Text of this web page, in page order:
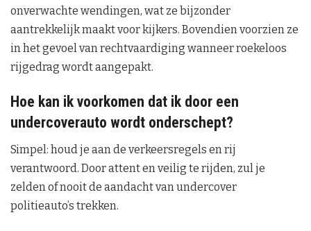
onverwachte wendingen, wat ze bijzonder
aantrekkelijk maakt voor kijkers. Bovendien voorzien ze
in het gevoel van rechtvaardiging wanneer roekeloos
rijgedrag wordt aangepakt.
Hoe kan ik voorkomen dat ik door een
undercoverauto wordt onderschept?
Simpel: houd je aan de verkeersregels en rij
verantwoord. Door attent en veilig te rijden, zul je
zelden of nooit de aandacht van undercover
politieauto’s trekken.